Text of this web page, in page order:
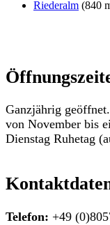
Riederalm (840
Ganzjährig
von November bis
Dienstag Ruhetag
Telefon: +49